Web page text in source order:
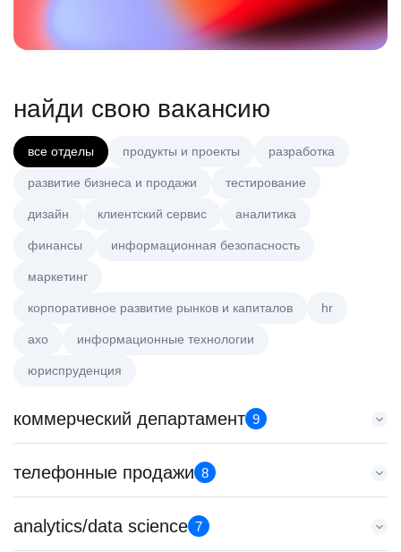
найди свою вакансию
все отделы продукты и проекты разработка
развитие бизнеса и продажи тестирование
дизайн клиентский сервис аналитика
финансы информационная безопасность
маркетинг
корпоративное развитие рынков и капиталов hr
axo информационные технологии
юриспруденция
коммерческий департамент 9
Key Account Manager (EdTech)
HeadHunter::Коммерческий департамент
150000 ₽
телефонные продажи 8
Специалист телемаркетинга
HeadHunter::Телефонные продажи
analytics/data science 7